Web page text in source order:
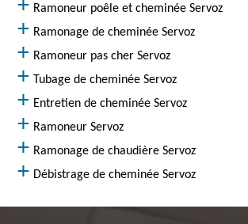
Ramoneur poêle et cheminée Servoz
Ramonage de cheminée Servoz
Ramoneur pas cher Servoz
Tubage de cheminée Servoz
Entretien de cheminée Servoz
Ramoneur Servoz
Ramonage de chaudière Servoz
Débistrage de cheminée Servoz